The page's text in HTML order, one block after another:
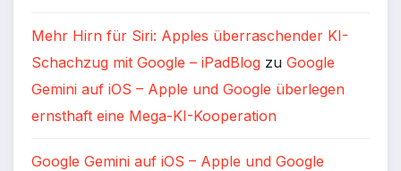
Mehr Hirn für Siri: Apples überraschender KI-
Schachzug mit Google – iPadBlog zu Google
Gemini auf iOS – Apple und Google überlegen
ernsthaft eine Mega-KI-Kooperation
Google Gemini auf iOS – Apple und Google